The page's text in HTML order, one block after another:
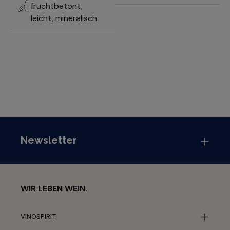
fruchtbetont,
leicht, mineralisch
Newsletter
WIR LEBEN WEIN.
VINOSPIRIT